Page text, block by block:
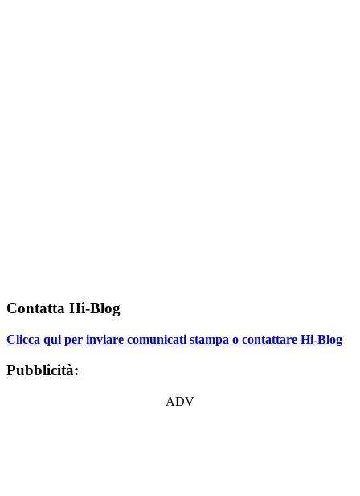
Contatta Hi-Blog
Clicca qui per inviare comunicati stampa o contattare Hi-Blog
Pubblicità:
ADV